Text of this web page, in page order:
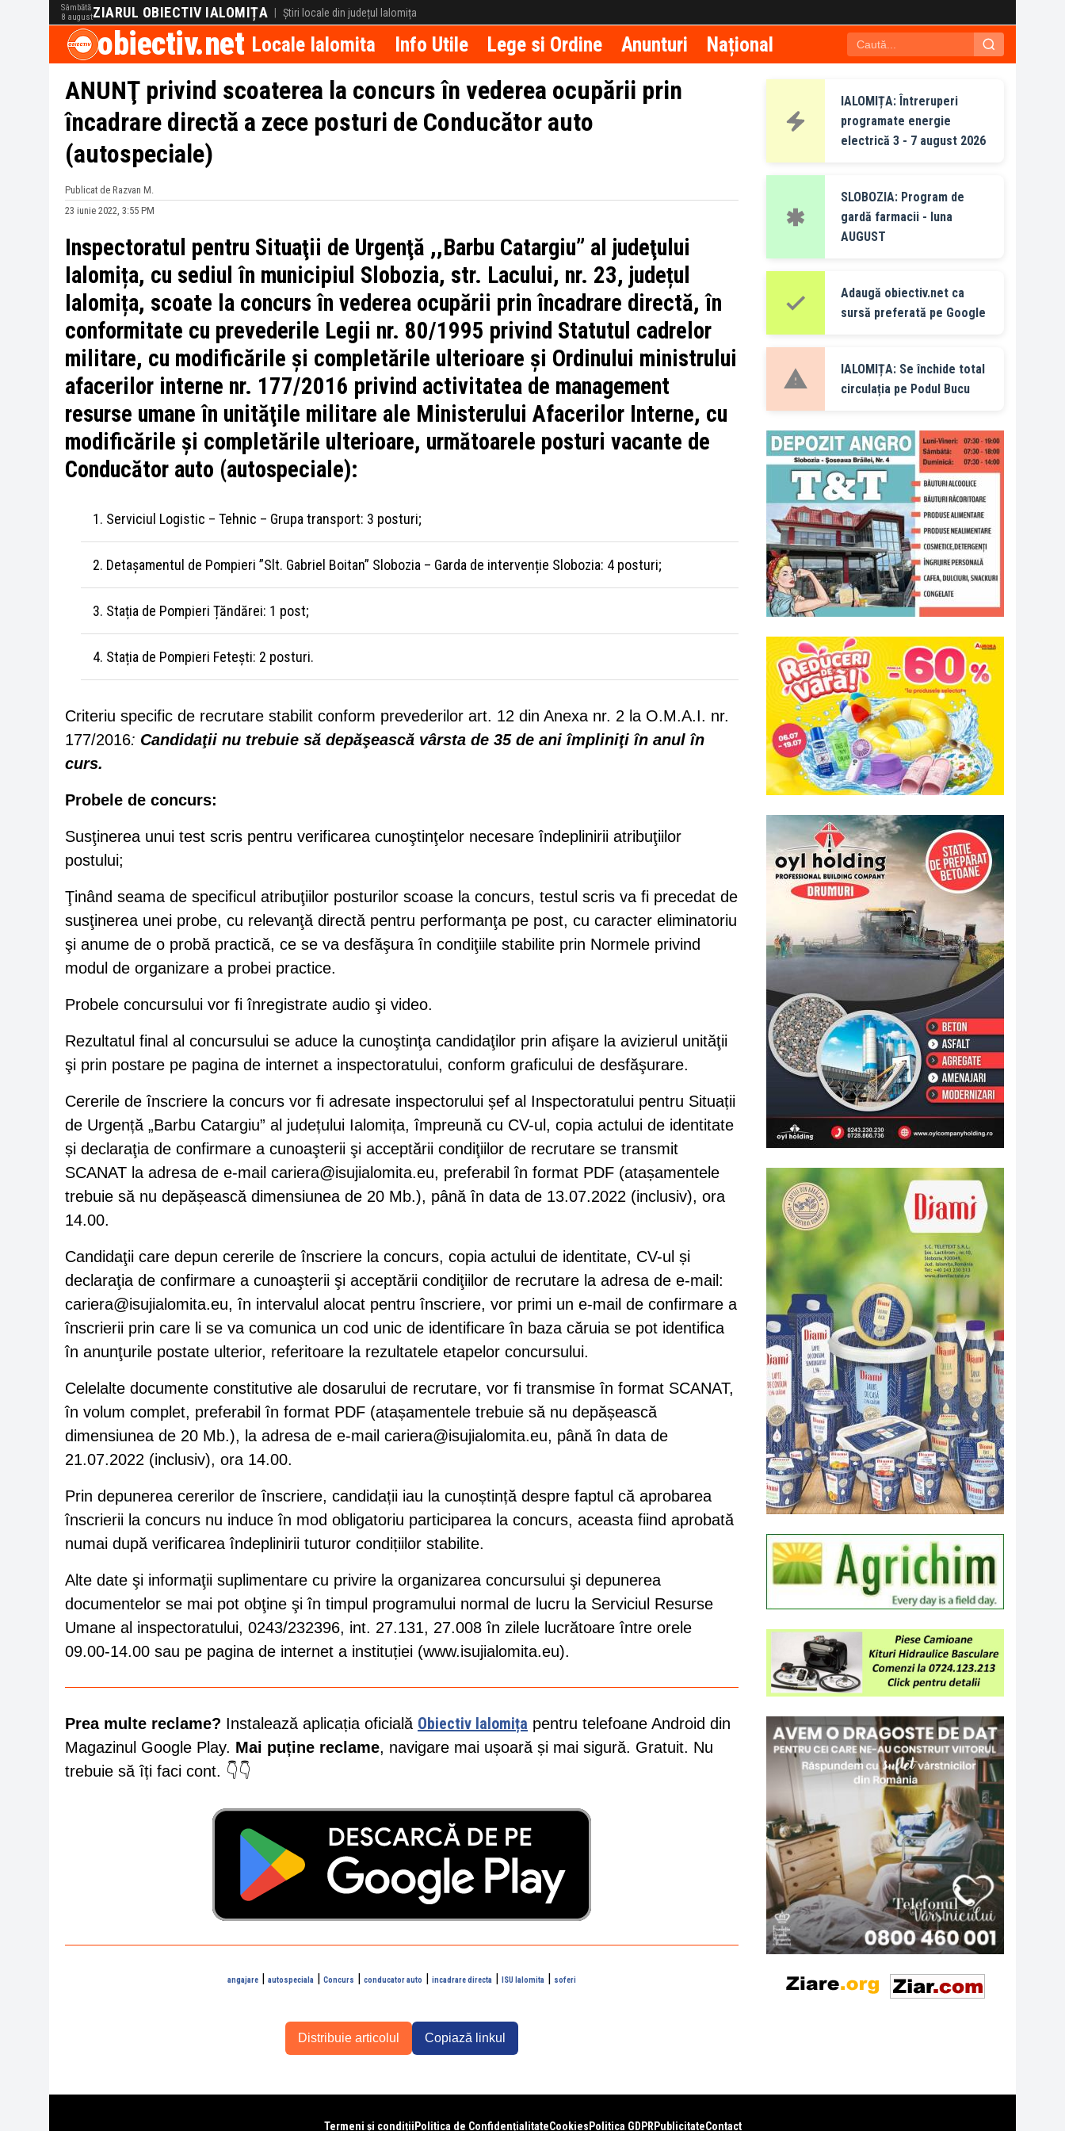
Sâmbătă
8 augustZIARUL OBIECTIV IALOMIȚA | Știri locale din județul Ialomița
obiectiv.net Locale Ialomita Info Utile Lege si Ordine Anunturi Național
ANUNŢ privind scoaterea la concurs în vederea ocupării prin
încadrare directă a zece posturi de Conducător auto
(autospeciale)
Publicat de Razvan M.
23 iunie 2022, 3:55 PM
Inspectoratul pentru Situaţii de Urgenţă ,,Barbu Catargiu” al judeţului
Ialomița, cu sediul în municipiul Slobozia, str. Lacului, nr. 23, județul
Ialomița, scoate la concurs în vederea ocupării prin încadrare directă, în
conformitate cu prevederile Legii nr. 80/1995 privind Statutul cadrelor
militare, cu modificările şi completările ulterioare şi Ordinului ministrului
afacerilor interne nr. 177/2016 privind activitatea de management
resurse umane în unităţile militare ale Ministerului Afacerilor Interne, cu
modificările şi completările ulterioare, următoarele posturi vacante de
Conducător auto (autospeciale):
Serviciul Logistic – Tehnic – Grupa transport: 3 posturi;
Detașamentul de Pompieri ”Slt. Gabriel Boitan” Slobozia – Garda de intervenție Slobozia: 4 posturi;
Stația de Pompieri Țăndărei: 1 post;
Stația de Pompieri Fetești: 2 posturi.
Criteriu specific de recrutare stabilit conform prevederilor art. 12 din Anexa nr. 2 la O.M.A.I. nr.
177/2016: Candidaţii nu trebuie să depăşească vârsta de 35 de ani împliniţi în anul în
curs.
Probele de concurs:
Susţinerea unui test scris pentru verificarea cunoştinţelor necesare îndeplinirii atribuţiilor
postului;
Ţinând seama de specificul atribuţiilor posturilor scoase la concurs, testul scris va fi precedat de
susţinerea unei probe, cu relevanţă directă pentru performanţa pe post, cu caracter eliminatoriu
şi anume de o probă practică, ce se va desfăşura în condiţiile stabilite prin Normele privind
modul de organizare a probei practice.
Probele concursului vor fi înregistrate audio şi video.
Rezultatul final al concursului se aduce la cunoştinţa candidaţilor prin afişare la avizierul unităţii
şi prin postare pe pagina de internet a inspectoratului, conform graficului de desfăşurare.
Cererile de înscriere la concurs vor fi adresate inspectorului șef al Inspectoratului pentru Situații
de Urgență „Barbu Catargiu” al județului Ialomița, împreună cu CV-ul, copia actului de identitate
și declaraţia de confirmare a cunoaşterii şi acceptării condiţiilor de recrutare se transmit
SCANAT la adresa de e-mail cariera@isujialomita.eu, preferabil în format PDF (atașamentele
trebuie să nu depășească dimensiunea de 20 Mb.), până în data de 13.07.2022 (inclusiv), ora
14.00.
Candidaţii care depun cererile de înscriere la concurs, copia actului de identitate, CV-ul și
declaraţia de confirmare a cunoaşterii şi acceptării condiţiilor de recrutare la adresa de e-mail:
cariera@isujialomita.eu, în intervalul alocat pentru înscriere, vor primi un e-mail de confirmare a
înscrierii prin care li se va comunica un cod unic de identificare în baza căruia se pot identifica
în anunţurile postate ulterior, referitoare la rezultatele etapelor concursului.
Celelalte documente constitutive ale dosarului de recrutare, vor fi transmise în format SCANAT,
în volum complet, preferabil în format PDF (atașamentele trebuie să nu depășească
dimensiunea de 20 Mb.), la adresa de e-mail cariera@isujialomita.eu, până în data de
21.07.2022 (inclusiv), ora 14.00.
Prin depunerea cererilor de înscriere, candidații iau la cunoștință despre faptul că aprobarea
înscrierii la concurs nu induce în mod obligatoriu participarea la concurs, aceasta fiind aprobată
numai după verificarea îndeplinirii tuturor condițiilor stabilite.
Alte date şi informaţii suplimentare cu privire la organizarea concursului şi depunerea
documentelor se mai pot obţine şi în timpul programului normal de lucru la Serviciul Resurse
Umane al inspectoratului, 0243/232396, int. 27.131, 27.008 în zilele lucrătoare între orele
09.00-14.00 sau pe pagina de internet a instituției (www.isujialomita.eu).
Prea multe reclame? Instalează aplicația oficială Obiectiv Ialomița pentru telefoane Android din
Magazinul Google Play. Mai puține reclame, navigare mai ușoară și mai sigură. Gratuit. Nu
trebuie să îți faci cont. 👇👇
angajare | autospeciala | Concurs | conducator auto | incadrare directa | ISU Ialomita | soferi
Distribuie articolul Copiază linkul
IALOMIȚA: Întreruperi
programate energie
electrică 3 - 7 august 2026
SLOBOZIA: Program de
gardă farmacii - luna
AUGUST
Adaugă obiectiv.net ca
sursă preferată pe Google
IALOMIȚA: Se închide total
circulația pe Podul Bucu
Termeni și condiții Politica de ConfidențialitateCookies Politica GDPR PublicitateContact